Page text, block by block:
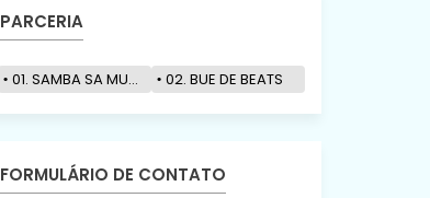
PARCERIA
01. SAMBA SA MUZIK 02. BUE DE BEATS
FORMULÁRIO DE CONTATO